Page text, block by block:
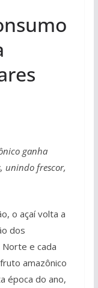
ganha
unindo frescor,
o açaí volta a
dos
Norte e cada
amazônico
época do ano,